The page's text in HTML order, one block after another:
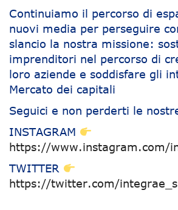
Continuiamo il percorso di
nuovi media per perseguire
slancio la nostra missione:
imprenditori nel percorso di
loro aziende e soddisfare gli
Mercato dei capitali
Seguici e non perderti le
INSTAGRAM
https://www.instagram.com/
TWITTER
https://twitter.com/